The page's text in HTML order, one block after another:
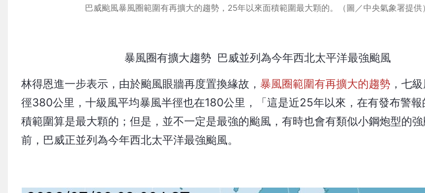
巴威颱風暴風圈範圍有再擴大的趨勢，25年以來面積範圍最大顆的。（圖／中央氣象署提供）
暴風圈有擴大趨勢 巴威並列為今年西北太平洋最強颱風
林得恩進一步表示，由於颱風眼牆再度置換緣故， 暴風圈範圍有再擴大的趨勢 ，七
徑380公里，十級風平均暴風半徑也在180公里，「這是近25年以來，在有發布警報
積範圍算是最大顆的；但是，並不一定是最強的颱風，有時也會有類似小鋼炮型的
前，巴威正並列為今年西北太平洋最強颱風。